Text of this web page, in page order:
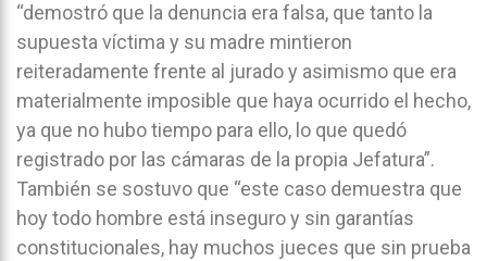
“demostró que la denuncia era falsa, que tanto la
supuesta víctima y su madre mintieron
reiteradamente frente al jurado y asimismo que era
materialmente imposible que haya ocurrido el hecho,
ya que no hubo tiempo para ello, lo que quedó
registrado por las cámaras de la propia Jefatura”.
También se sostuvo que “este caso demuestra que
hoy todo hombre está inseguro y sin garantías
constitucionales, hay muchos jueces que sin prueba